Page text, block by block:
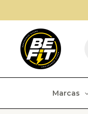
al
contenido
Marcas